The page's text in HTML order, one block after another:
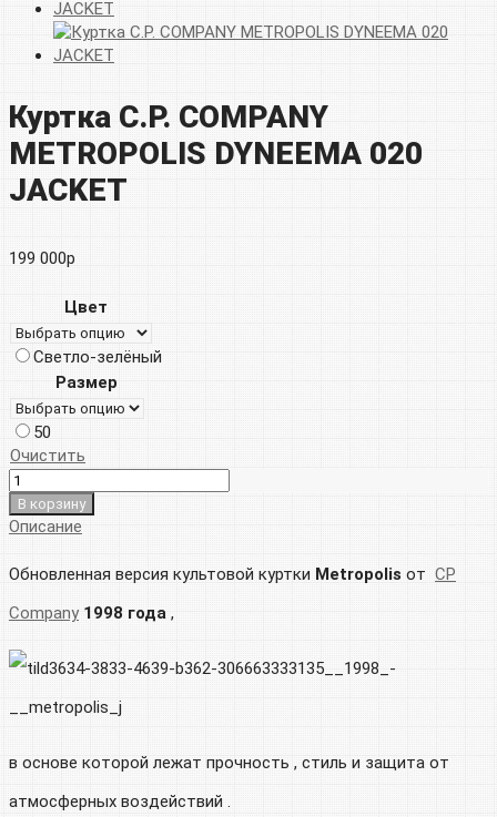
Куртка C.P. COMPANY
METROPOLIS DYNEEMA 020
JACKET
199 000р
Цвет
Светло-зелёный
Размер
50
Очистить
В корзину
Описание
Обновленная версия культовой куртки Metropolis от CP
Company 1998 года ,
в основе которой лежат прочность , стиль и защита от
атмосферных воздействий .